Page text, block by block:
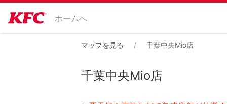
ホームへ
マップを見る 千葉中央Mio店
千葉中央Mio店